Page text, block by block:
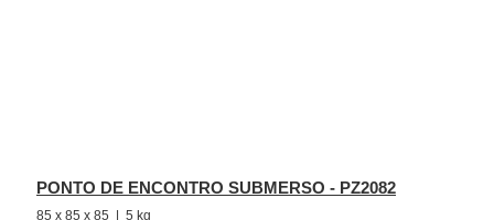
PONTO DE ENCONTRO SUBMERSO - PZ2082
85 x 85 x 85 | 5 kg